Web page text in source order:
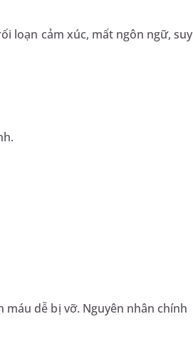
loạn cảm xúc, mất ngôn ngữ, suy
dễ bị vỡ. Nguyên nhân chính